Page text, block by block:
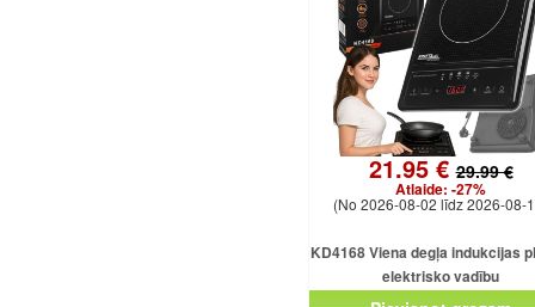
21.95 €29.99 €
Atlaide: -27%
(No 2026-08-02 līdz 2026-08-
KD4168 Viena degļa indukcijas
elektrisko vadību